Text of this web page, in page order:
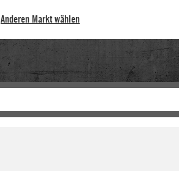
Anderen Markt wählen